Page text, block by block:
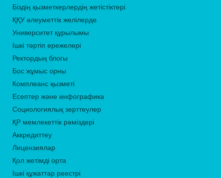
Біздің қызметкерлердің жетістіктері
ҚҚУ әлеуметтік желілерде
Университет құрылымы
Ішкі тәртіп ережелері
Ректордың блогы
Бос жұмыс орны
Комплеанс қызметі
Есептер және инфографика
Социологиялық зерттеулер
ҚР мемлекеттік рәміздері
Аккредиттеу
Лицензиялар
Қол жетімді орта
Ішкі құжаттар реестрі